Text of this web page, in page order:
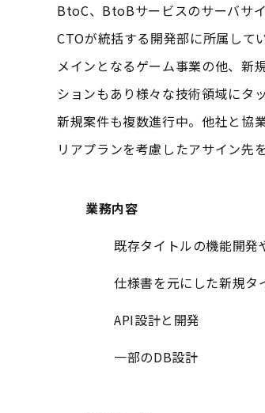
BtoC、BtoBサービスのサーバサ
CTOが統括する開発部に所属して
メインとなるゲーム事業の他、新
ションもあり様々な技術領域にタ
新規案件も複数進行中。他社と協
リアプランを考慮したアサイン先
業務内容
既存タイトルの機能開発
仕様書を元にした新規タ
API設計と開発
一部のDB設計